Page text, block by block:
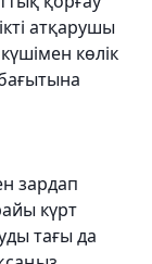
атқарушы
көлік
зардап
күрт
тағы да